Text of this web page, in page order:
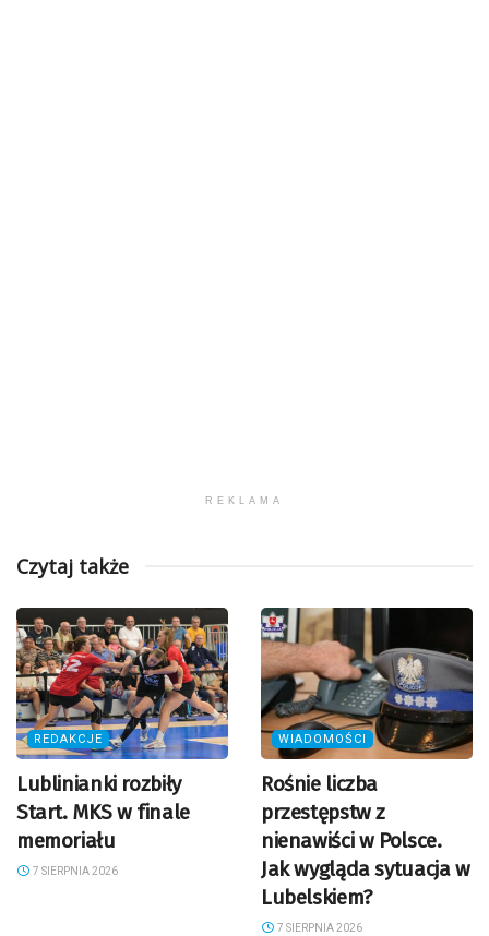
REKLAMA
Czytaj także
REDAKCJE
Lublinianki rozbiły
Start. MKS w finale
memoriału
7 SIERPNIA 2026
WIADOMOŚCI
Rośnie liczba
przestępstw z
nienawiści w Polsce.
Jak wygląda sytuacja w
Lubelskiem?
7 SIERPNIA 2026